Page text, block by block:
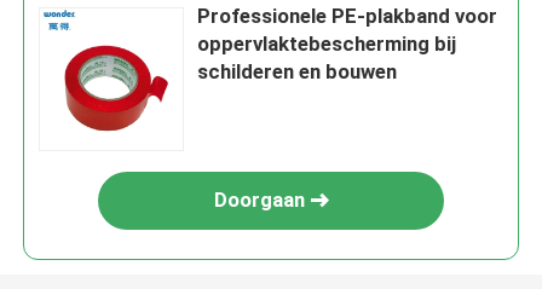
Professionele PE-plakband voor
oppervlaktebescherming bij
schilderen en bouwen
Doorgaan